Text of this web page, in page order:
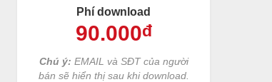
Phí download
90.000đ
Chú ý: EMAIL và SĐT của người
bán sẽ hiển thị sau khi download.